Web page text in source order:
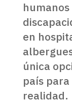
en
única
país
realidad.